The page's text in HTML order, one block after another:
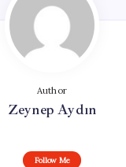
Author
Zeynep Aydın
Follow Me